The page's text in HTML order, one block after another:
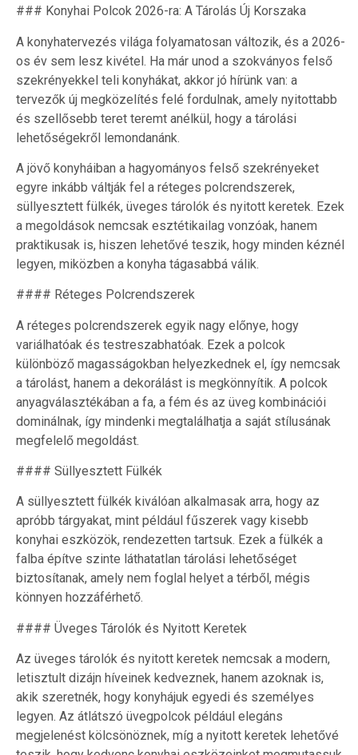
### Konyhai Polcok 2026-ra: A Tárolás Új Korszaka
A konyhatervezés világa folyamatosan változik, és a 2026-
os év sem lesz kivétel. Ha már unod a szokványos felső
szekrényekkel teli konyhákat, akkor jó hírünk van: a
tervezők új megközelítés felé fordulnak, amely nyitottabb
és szellősebb teret teremt anélkül, hogy a tárolási
lehetőségekről lemondanánk.
A jövő konyháiban a hagyományos felső szekrényeket
egyre inkább váltják fel a réteges polcrendszerek,
süllyesztett fülkék, üveges tárolók és nyitott keretek. Ezek
a megoldások nemcsak esztétikailag vonzóak, hanem
praktikusak is, hiszen lehetővé teszik, hogy minden kéznél
legyen, miközben a konyha tágasabbá válik.
#### Réteges Polcrendszerek
A réteges polcrendszerek egyik nagy előnye, hogy
variálhatóak és testreszabhatóak. Ezek a polcok
különböző magasságokban helyezkednek el, így nemcsak
a tárolást, hanem a dekorálást is megkönnyítik. A polcok
anyagválasztékában a fa, a fém és az üveg kombinációi
dominálnak, így mindenki megtalálhatja a saját stílusának
megfelelő megoldást.
#### Süllyesztett Fülkék
A süllyesztett fülkék kiválóan alkalmasak arra, hogy az
apróbb tárgyakat, mint például fűszerek vagy kisebb
konyhai eszközök, rendezetten tartsuk. Ezek a fülkék a
falba építve szinte láthatatlan tárolási lehetőséget
biztosítanak, amely nem foglal helyet a térből, mégis
könnyen hozzáférhető.
#### Üveges Tárolók és Nyitott Keretek
Az üveges tárolók és nyitott keretek nemcsak a modern,
letisztult dizájn híveinek kedveznek, hanem azoknak is,
akik szeretnék, hogy konyhájuk egyedi és személyes
legyen. Az átlátszó üvegpolcok például elegáns
megjelenést kölcsönöznek, míg a nyitott keretek lehetővé